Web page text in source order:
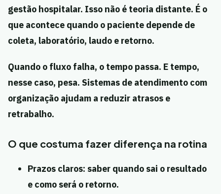
gestão hospitalar. Isso não é teoria distante. É o
que acontece quando o paciente depende de
coleta, laboratório, laudo e retorno.
Quando o fluxo falha, o tempo passa. E tempo,
nesse caso, pesa. Sistemas de atendimento com
organização ajudam a reduzir atrasos e
retrabalho.
O que costuma fazer diferença na rotina
Prazos claros: saber quando sai o resultado
e como será o retorno.